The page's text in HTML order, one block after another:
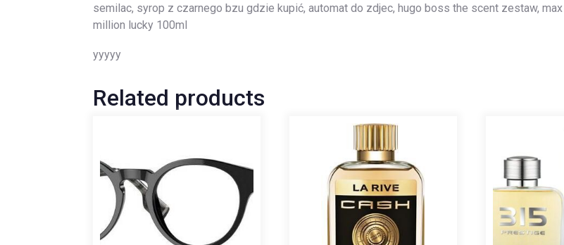
semilac, syrop z czarnego bzu gdzie kupić, automat do zdjec, hugo boss the scent zestaw,
million lucky 100ml
yyyyy
Related products